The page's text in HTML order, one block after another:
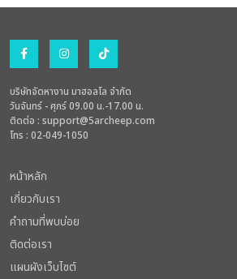
บริษัทจัดหางาน มาฮอลโล จำกัด
วันจันทร์ - ศุกร์ 09.00 น.-17.00 น.
ติดต่อ : support@5archeep.com
โทร : 02-049-1050
หน้าหลัก
เกี่ยวกับเรา
คำถามที่พบบ่อย
ติดต่อเรา
แผนผังเว็บไซต์